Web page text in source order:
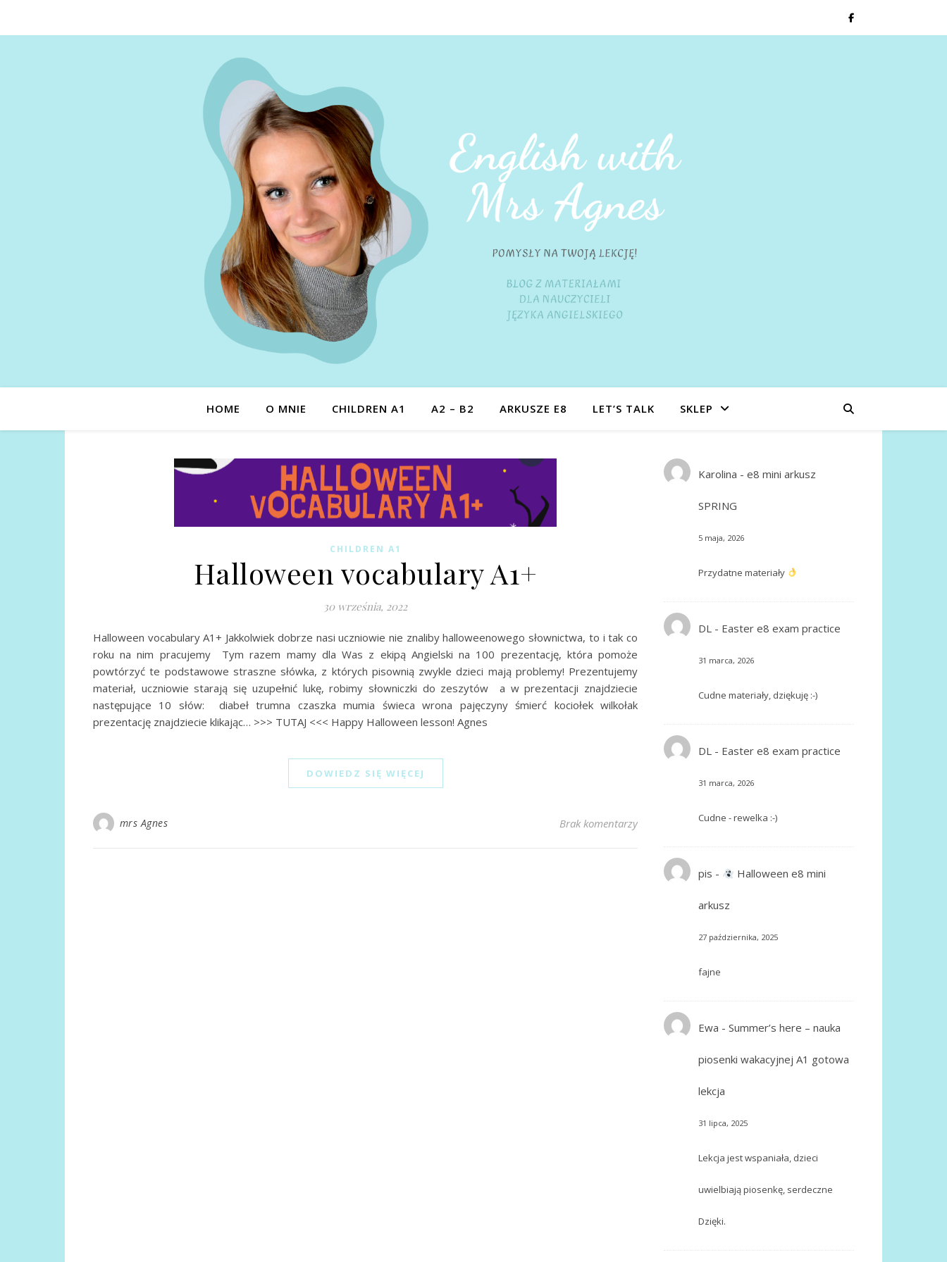
HOME O MNIE CHILDREN A1 A2 – B2 ARKUSZE E8 LET’S TALK SKLEP
CHILDREN A1
Halloween vocabulary A1+
30 września, 2022
Halloween vocabulary A1+ Jakkolwiek dobrze nasi uczniowie nie znaliby halloweenowego słownictwa, to i tak co
roku na nim pracujemy Tym razem mamy dla Was z ekipą Angielski na 100 prezentację, która pomoże
powtórzyć te podstawowe straszne słówka, z których pisownią zwykle dzieci mają problemy! Prezentujemy
materiał, uczniowie starają się uzupełnić lukę, robimy słowniczki do zeszytów a w prezentacji znajdziecie
następujące 10 słów: diabeł trumna czaszka mumia świeca wrona pajęczyny śmierć kociołek wilkołak
prezentację znajdziecie klikając… >>> TUTAJ <<< Happy Halloween lesson! Agnes
DOWIEDZ SIĘ WIĘCEJ
mrs Agnes Brak komentarzy
Karolina - e8 mini arkusz
SPRING
5 maja, 2026
Przydatne materiały
DL- Easter e8 exam practice
31 marca, 2026
Cudne materiały, dziękuję :-)
DL- Easter e8 exam practice
31 marca, 2026
Cudne - rewelka :-)
pis - Halloween e8 mini
arkusz
27 października, 2025
fajne
Ewa - Summer’s here – nauka
piosenki wakacyjnej A1 gotowa
lekcja
31 lipca, 2025
Lekcja jest wspaniała, dzieci
uwielbiają piosenkę, serdeczne
Dzięki.